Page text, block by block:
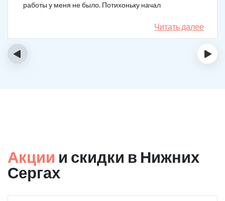
работы у меня не было. Потихоньку начал
зарабатывать и тратить их на соль. Спустя год завел
девушку и ей не нравилось мое пристрастие к
наркотикам. Пошел на лечение, чтобы ее не потерять.
Читать далее
‹ ›
Акции и скидки в Нижних
Сергах